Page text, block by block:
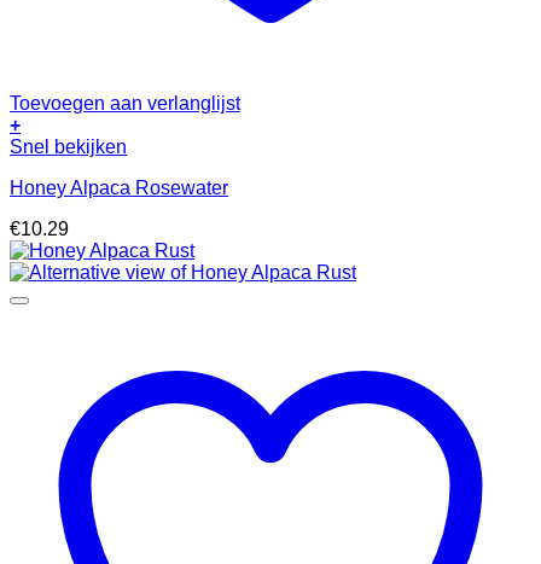
Toevoegen aan verlanglijst
+
Snel bekijken
Honey Alpaca Rosewater
€10.29